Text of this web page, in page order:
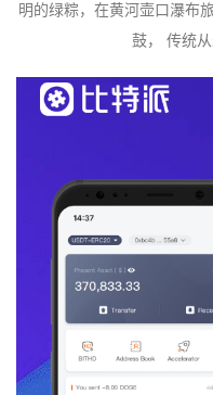
明的绿粽，在黄河壶口瀑布
鼓， 传统从